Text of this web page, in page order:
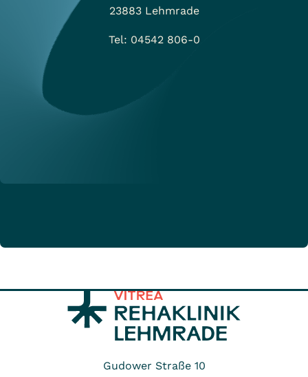
23883 Lehmrade
Tel: 04542 806-0
Gudower Straße 10